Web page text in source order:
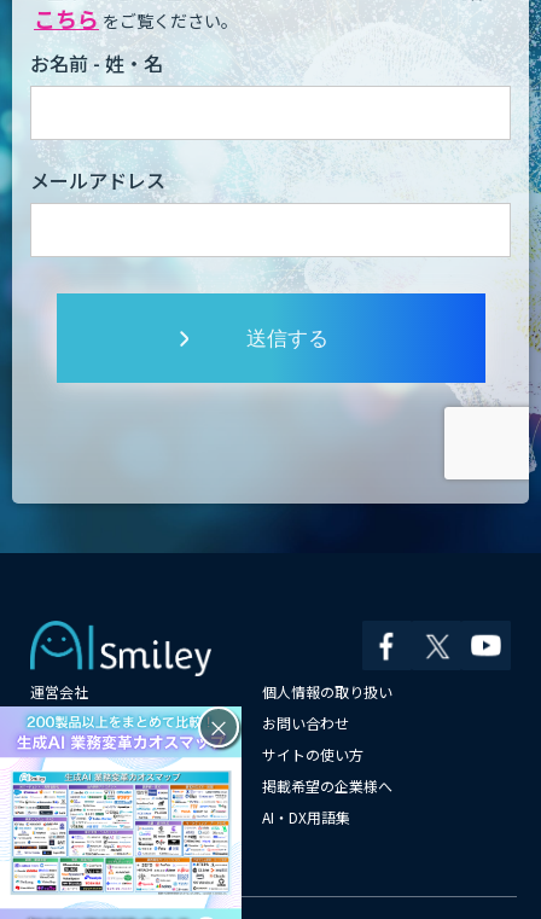
こちら をご覧ください。
お名前 - 姓・名
メールアドレス
送信する
運営会社
個人情報の取り扱い
よくある質問
お問い合わせ
メールマガジン登録
サイトの使い方
情報提供はこちらから
掲載希望の企業様へ
AI企業一覧
AI・DX用語集
サイトマップ
×